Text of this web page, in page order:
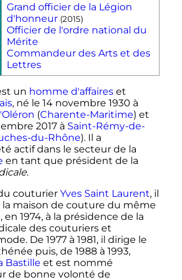
Grand officier de la Légion
d'honneur‎ (2015)
Officier de l'ordre national du
Mérite
Commandeur des Arts et des
Lettres‎
un homme d'affaireset
, né le 14 novembre 1930 à
(Charente-Maritime) et
2017à Saint-Rémy-de-
du-Rhône). Il a
actif dans le secteur de la
en tant que président de la
.
couturier Yves Saint Laurent, il
la maison de couture du même
en 1974, à la présidence de la
des couturiers et
De 1977 à 1981, il dirige le
puis, de 1988 à 1993,
Bastille et est nommé
de bonne volonté de